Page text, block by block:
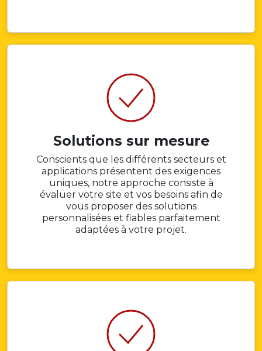
Solutions sur mesure
Conscients que les différents secteurs et
applications présentent des exigences
uniques, notre approche consiste à
évaluer votre site et vos besoins afin de
vous proposer des solutions
personnalisées et fiables parfaitement
adaptées à votre projet.